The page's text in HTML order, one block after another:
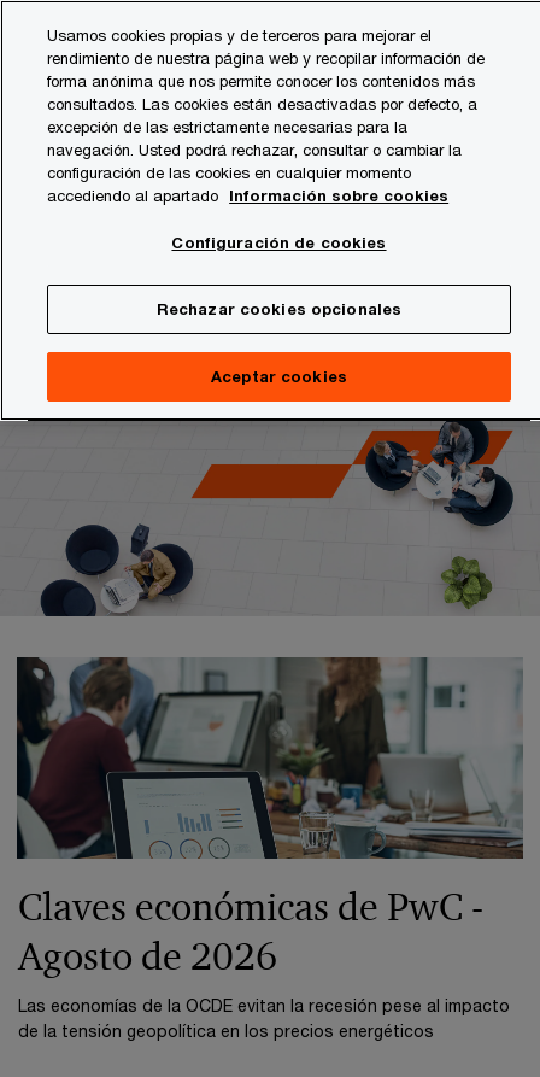
content
footer
PwC
España
Servicios
auditoría,
asesoramiento
y
transacciones
Voice of the Consumer 2026
La salud toma el control del día a día de los
consumidores
Claves económicas de PwC -
Agosto de 2026
Las economías de la OCDE evitan la recesión pese al impacto
de la tensión geopolítica en los precios energéticos
Usamos cookies propias y de terceros para mejorar el
rendimiento de nuestra página web y recopilar información de
forma anónima que nos permite conocer los contenidos más
consultados. Las cookies están desactivadas por defecto, a
excepción de las estrictamente necesarias para la
navegación. Usted podrá rechazar, consultar o cambiar la
configuración de las cookies en cualquier momento
accediendo al apartado
Información sobre cookies
Configuración de cookies
Rechazar cookies opcionales
Aceptar cookies